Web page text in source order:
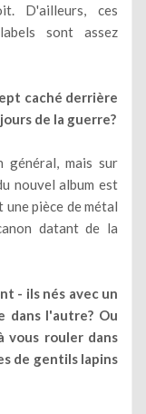
D'ailleurs, ces
sont assez
caché derrière
de la guerre?
général, mais sur
nouvel album est
une pièce de métal
datant de la
- ils nés avec un
dans l'autre? Ou
vous rouler dans
de gentils lapins